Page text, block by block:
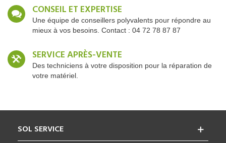
CONSEIL ET EXPERTISE
Une équipe de conseillers polyvalents pour répondre au
mieux à vos besoins. Contact : 04 72 78 87 87
SERVICE APRÈS-VENTE
Des techniciens à votre disposition pour la réparation de
votre matériel.
SOL SERVICE